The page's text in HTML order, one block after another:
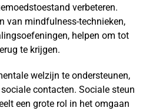
verbeteren.
van mindfulness-technieken,
helpen om tot
te krijgen.
welzijn te ondersteunen,
contacten. Sociale steun
een grote rol in het omgaan